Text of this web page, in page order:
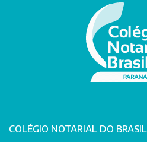
COLÉGIO NOTARIAL DO